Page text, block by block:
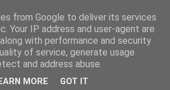
on a Bentley
2004
from Google to deliver its services
Your IP address and user-agent are
with performance and security
of service, generate usage
and address abuse.
MORE GOT IT